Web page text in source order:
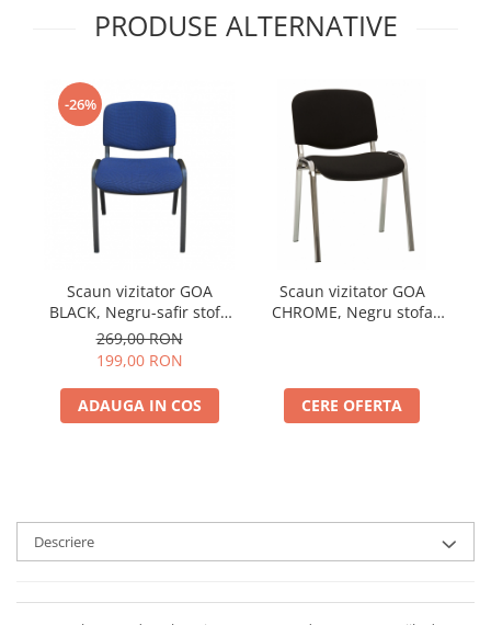
PRODUSE ALTERNATIVE
-26%
Scaun vizitator GOA
BLACK, Negru-safir stofa
cagliari
269,00 RON
199,00 RON
ADAUGA IN COS
Scaun vizitator GOA
CHROME, Negru stofa
CERE OFERTA
Descriere